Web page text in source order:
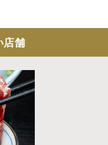
店舗